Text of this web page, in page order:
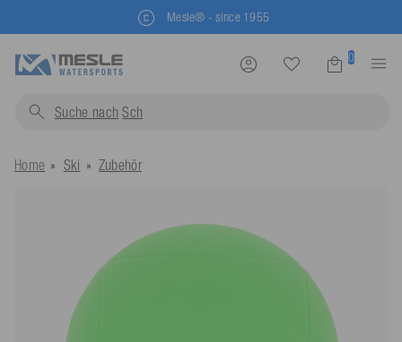
Mesle® - since 1955
0
Suche nach Schwimmwest
Home Ski Zubehör